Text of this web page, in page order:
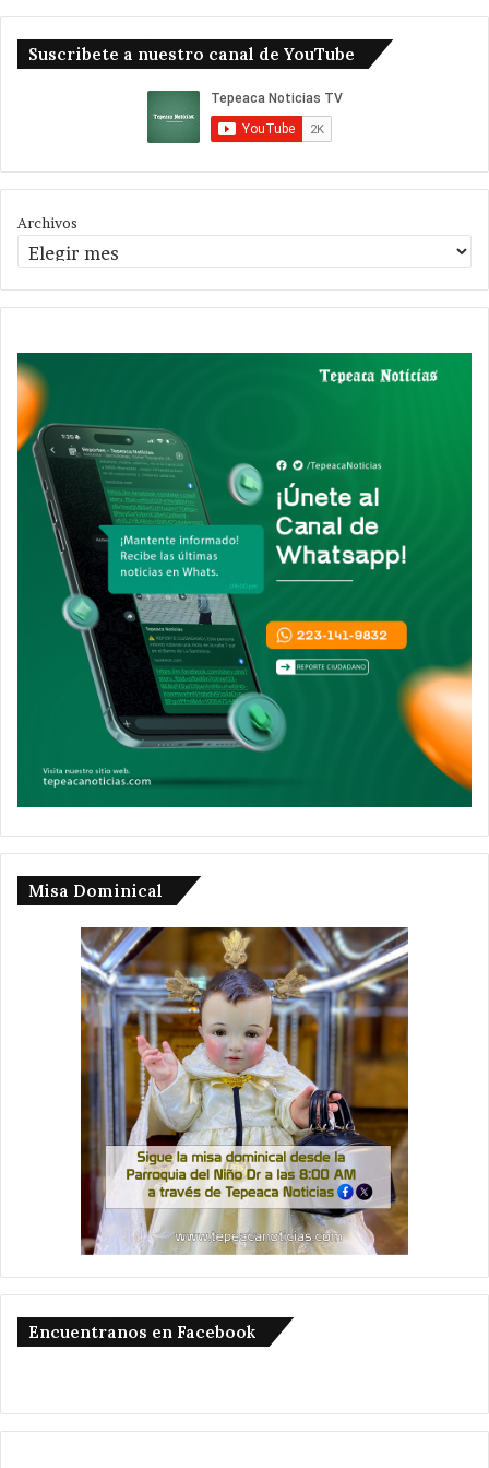
Suscribete a nuestro canal de YouTube
Archivos
Misa Dominical
Encuentranos en Facebook